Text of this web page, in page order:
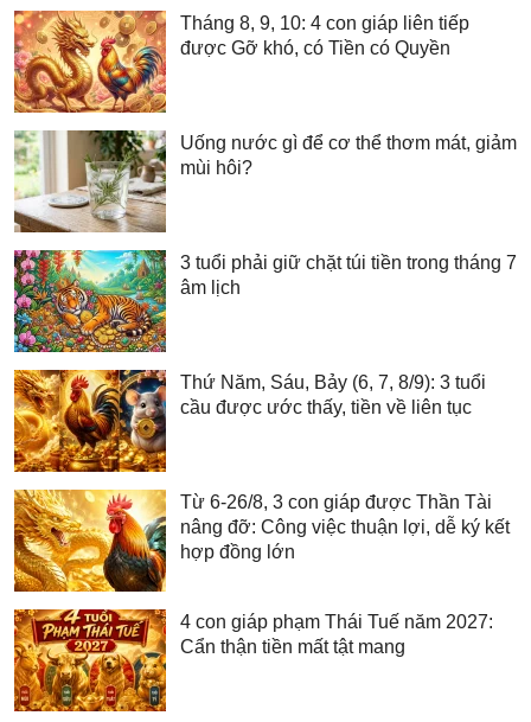
Tháng 8, 9, 10: 4 con giáp liên tiếp
được Gỡ khó, có Tiền có Quyền
Uống nước gì để cơ thể thơm mát, giảm
mùi hôi?
3 tuổi phải giữ chặt túi tiền trong tháng 7
âm lịch
Thứ Năm, Sáu, Bảy (6, 7, 8/9): 3 tuổi
cầu được ước thấy, tiền về liên tục
Từ 6-26/8, 3 con giáp được Thần Tài
nâng đỡ: Công việc thuận lợi, dễ ký kết
hợp đồng lớn
4 con giáp phạm Thái Tuế năm 2027:
Cẩn thận tiền mất tật mang